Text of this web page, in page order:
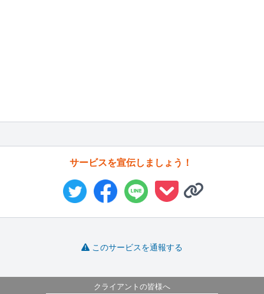
サービスを宣伝しましょう！
このサービスを通報する
クライアントの皆様へ